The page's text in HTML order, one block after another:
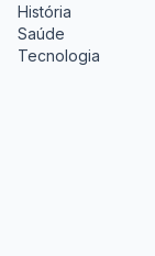
História
Saúde
Tecnologia